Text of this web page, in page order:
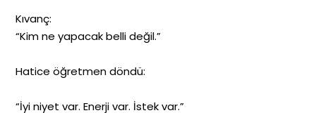
Kıvanç:
“Kim ne yapacak belli değil.”
Hatice öğretmen döndü:
“İyi niyet var. Enerji var. İstek var.”